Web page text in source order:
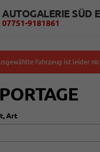
AUTOGALERIE SÜD
07751-9181861
Fahrzeug ist leider
Art